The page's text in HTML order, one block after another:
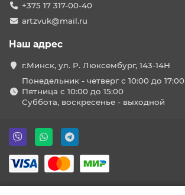
+375 17 317-00-40
artzvuk@mail.ru
Наш адрес
г.Минск, ул. Р. Люксембург, 143-14Н
Понедельник - четверг с 10:00 до 17:00
Пятница с 10:00 до 15:00
Суббота, воскресенье - выходной